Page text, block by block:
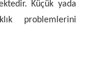
Küçük yada
problemlerini